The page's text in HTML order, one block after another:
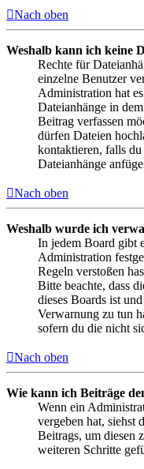
Nach oben
Weshalb kann ich keine
Rechte für
einzelne Benutzer
Administration hat
Dateianhänge in
Beitrag verfassen
dürfen Dateien
kontaktieren, falls
Dateianhänge
Nach oben
Weshalb wurde ich
In jedem Board gibt
Administration
Regeln verstoßen
Bitte beachte, dass
dieses Boards ist
Verwarnung zu tun
sofern du die nicht
Nach oben
Wie kann ich Beiträge
Wenn ein
vergeben hat, siehst
Beitrags, um diesen
weiteren Schritte